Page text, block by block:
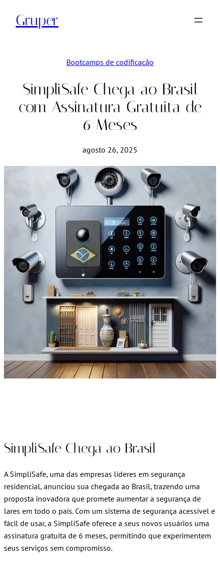
paraGruper
Bootcamps de codificação
SimpliSafe Chega ao Brasil
com Assinatura Gratuita de
6 Meses
agosto 26, 2025
SimpliSafe Chega ao Brasil
A SimpliSafe, uma das empresas líderes em segurança
residencial, anunciou sua chegada ao Brasil, trazendo uma
proposta inovadora que promete aumentar a segurança de
lares em todo o país. Com um sistema de segurança acessível e
fácil de usar, a SimpliSafe oferece a seus novos usuários uma
assinatura gratuita de 6 meses, permitindo que experimentem
seus serviços sem compromisso.